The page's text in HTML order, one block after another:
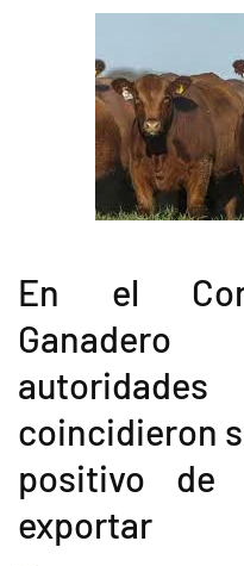
En el
coincidieron
positivo de
exportar